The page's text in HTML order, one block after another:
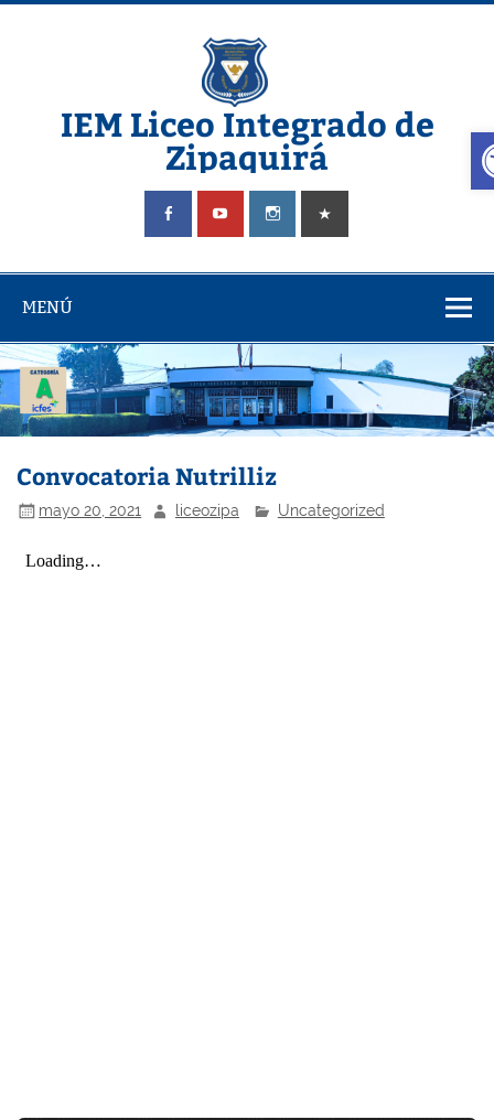
Saltar
IEM Liceo Integrado de
Zipaquirá
Pagina del Liceo Integrado Zipaquira
MENÚ
Convocatoria Nutrilliz
mayo 20, 2021 liceozipa Uncategorized